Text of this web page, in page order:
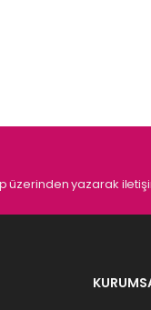
üzerinden yazarak